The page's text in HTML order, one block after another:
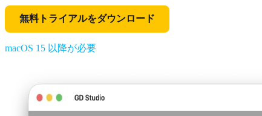
無料トライアルをダウンロード
macOS 15 以降が必要